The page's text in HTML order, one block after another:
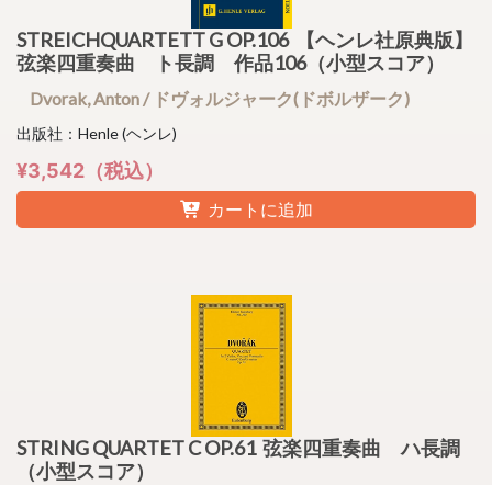
STREICHQUARTETT G OP.106 【ヘンレ社原典版】
弦楽四重奏曲 ト長調 作品106（小型スコア）
Dvorak, Anton / ドヴォルジャーク(ドボルザーク)
出版社：Henle (ヘンレ)
¥3,542（税込）
カートに追加
STRING QUARTET C OP.61 弦楽四重奏曲 ハ長調
（小型スコア）